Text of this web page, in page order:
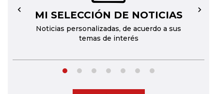
MI SELECCIÓN DE NOTICIAS
Noticias personalizadas, de acuerdo a sus
temas de interés
← →